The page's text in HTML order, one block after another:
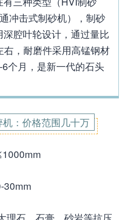
冲击式制砂机），制砂
腔叶轮设计，通过量比
，耐磨件采用高锰钢材
个月，是新一代的石头
：价格范围几十万
30mm
理石、石膏、砂岩等抗压